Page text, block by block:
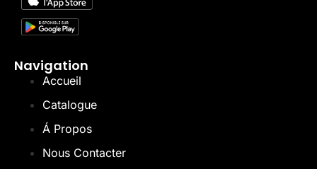
Navigation
Accueil
Catalogue
Á Propos
Nous Contacter